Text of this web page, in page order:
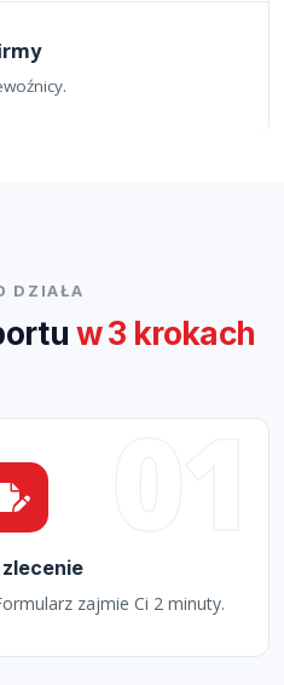
DZIAŁA
w 3 krokach
zajmie Ci 2 minuty.